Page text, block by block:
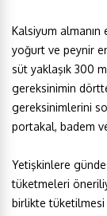
Kalsiyum
yoğurt ve peynir
süt yaklaşık 300
gereksinimin
gereksinimlerini
portakal, badem
Yetişkinlere
tüketmeleri
birlikte tüketilmesi